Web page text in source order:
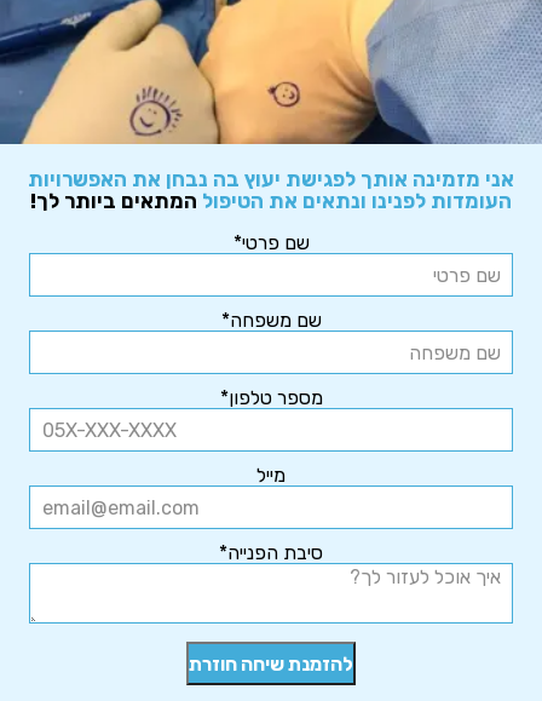
אני מזמינה אותך לפגישת יעוץ בה נבחן את האפשרויות
העומדות לפנינו ונתאים את הטיפול המתאים ביותר לך!
שם פרטי*
שם משפחה*
מספר טלפון*
מייל
סיבת הפנייה*